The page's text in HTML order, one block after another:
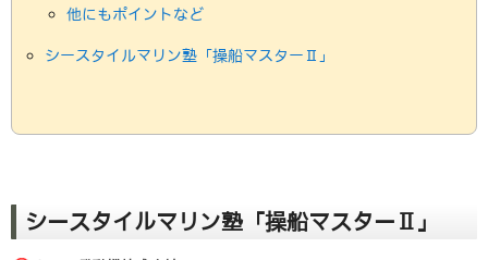
他にもポイントなど
シースタイルマリン塾「操船マスターⅡ」
シースタイルマリン塾「操船マスターⅡ」